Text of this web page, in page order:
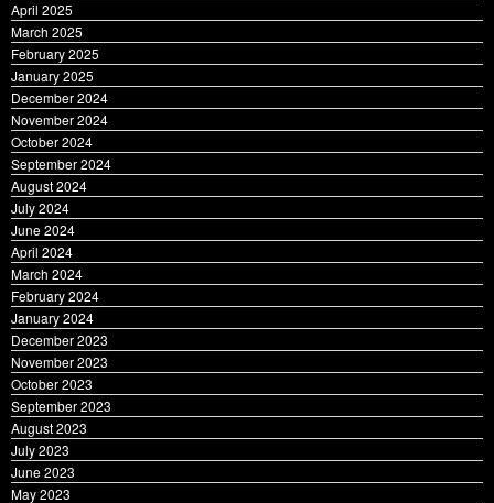
May 2025
April 2025
March 2025
February 2025
January 2025
December 2024
November 2024
October 2024
September 2024
August 2024
July 2024
June 2024
April 2024
March 2024
February 2024
January 2024
December 2023
November 2023
October 2023
September 2023
August 2023
July 2023
June 2023